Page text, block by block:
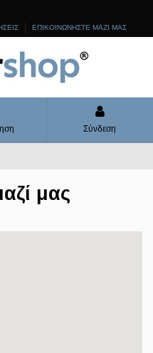
ΕΠΙΚΟΙΝΩΝΗΣΤΕ ΜΑΖΙ ΜΑΣ
Σύνδεση
μας